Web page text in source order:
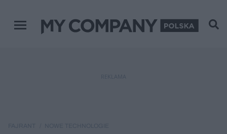
Menu główne